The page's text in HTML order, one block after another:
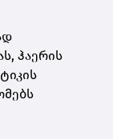
ჰაერის